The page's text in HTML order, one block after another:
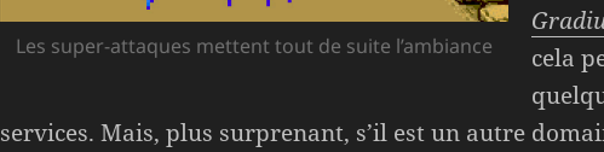
Les super-attaques mettent tout de suite l’ambiance
cela
services. Mais, plus surprenant, s’il est un autre